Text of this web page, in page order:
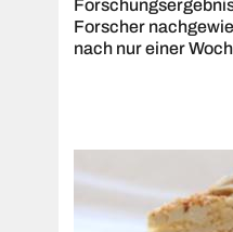
Forscher
nach nur einer